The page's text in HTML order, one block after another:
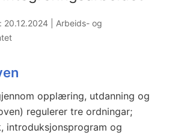
20.12.2024
Arbeids- og
opplæring, utdanning og
regulerer tre ordningar;
introduksjonsprogram og